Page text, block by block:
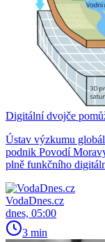
Digitální dvojče
Ústav výzkumu
podnik Povodí
plně funkčního
VodaDnes.cz
dnes, 05:00
3 min